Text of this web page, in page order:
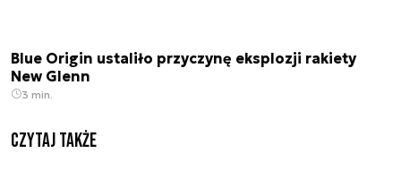
Blue Origin ustaliło przyczynę eksplozji rakiety
New Glenn
3 min.
Czytaj także